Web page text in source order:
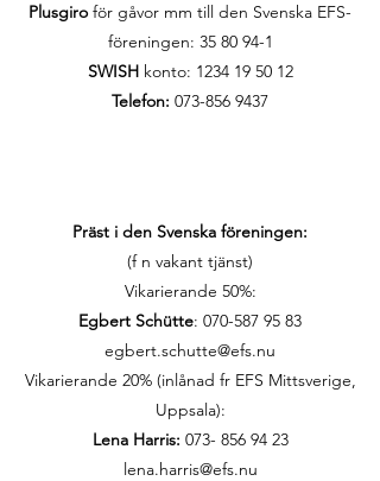
Plusgiro för gåvor mm till den Svenska EFS-
föreningen: 35 80 94-1
SWISHkonto: 1234 19 50 12
Telefon: 073-856 9437
Präst i den Svenska föreningen:
(f n vakant tjänst)
Vikarierande 50%:
Egbert Schütte: 070-587 95 83
egbert.schutte@efs.nu
Vikarierande 20% (inlånad fr EFS Mittsverige,
Uppsala):
Lena Harris: 073- 856 94 23
lena.harris@efs.nu